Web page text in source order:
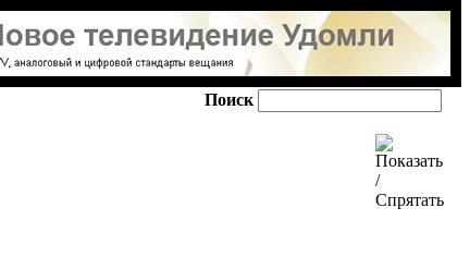
Поиск